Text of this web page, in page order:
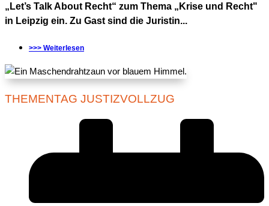
„Let’s Talk About Recht“ zum Thema „Krise und Recht"
in Leipzig ein. Zu Gast sind die Juristin...
>>> Weiterlesen
THEMENTAG JUSTIZVOLLZUG